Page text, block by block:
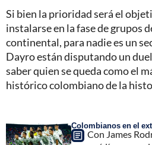
Si bien la prioridad será el
instalarse en la fase de grupos
continental, para nadie es un
Dayro están disputando un
saber quien se queda como el
histórico colombiano de la
Colombianos en el
Con James